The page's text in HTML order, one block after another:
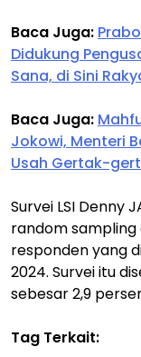
Baca Juga:
Didukung
Sana, di Sini
Baca Juga:
Jokowi, Menteri
Usah Gertak-
Survei LSI Denny
random sampling
responden yang
2024. Survei itu
sebesar 2,9
Tag Terkait: